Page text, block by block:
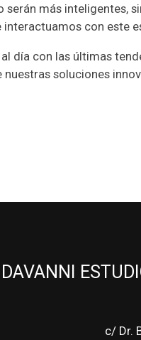
más inteligentes,
con este
al día con las últimas
nuestras soluciones
DAVANNI
c/ Dr.